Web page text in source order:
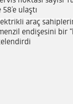
ulaştı
araç
endişesini bir